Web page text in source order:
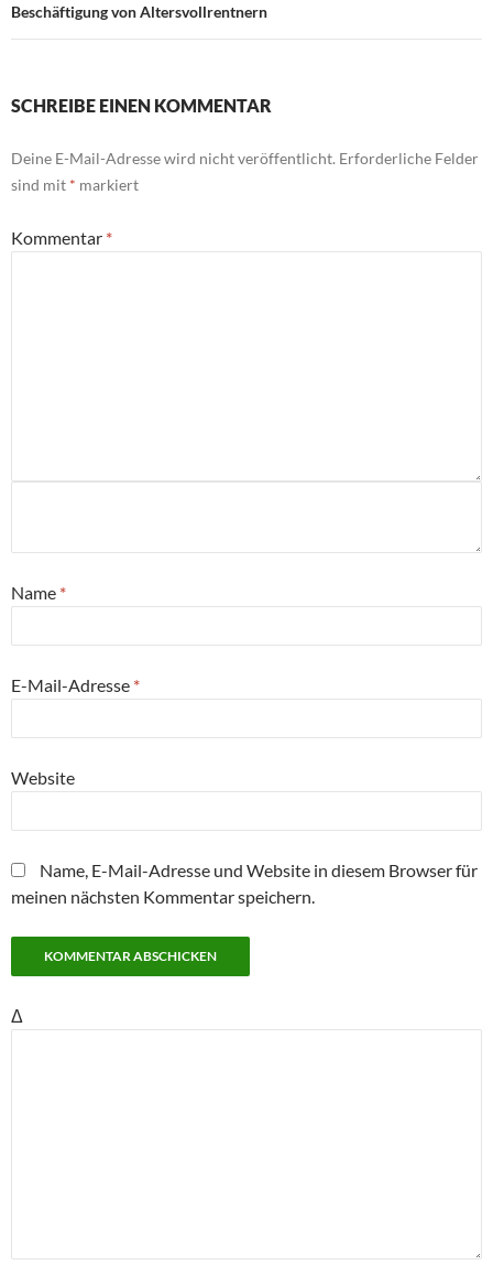
Beschäftigung von Altersvollrentnern
SCHREIBE EINEN KOMMENTAR
Deine E-Mail-Adresse wird nicht veröffentlicht. Erforderliche Felder
sind mit * markiert
Kommentar *
Name *
E-Mail-Adresse *
Website
Name, E-Mail-Adresse und Website in diesem Browser für
meinen nächsten Kommentar speichern.
Δ